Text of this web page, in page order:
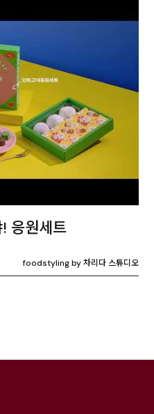
응원세트
foodstyling by 차리다 스튜디오